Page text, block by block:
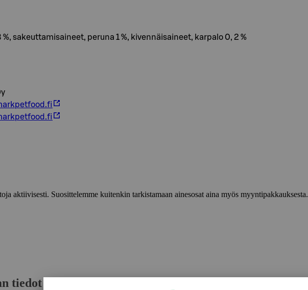
%, sakeuttamisaineet, peruna 1 %, kivennäisaineet, karpalo 0, 2 %
aktiivisesti. Suosittelemme kuitenkin tarkistamaan ainesosat aina myös myyntipakkauksesta.
tiedot